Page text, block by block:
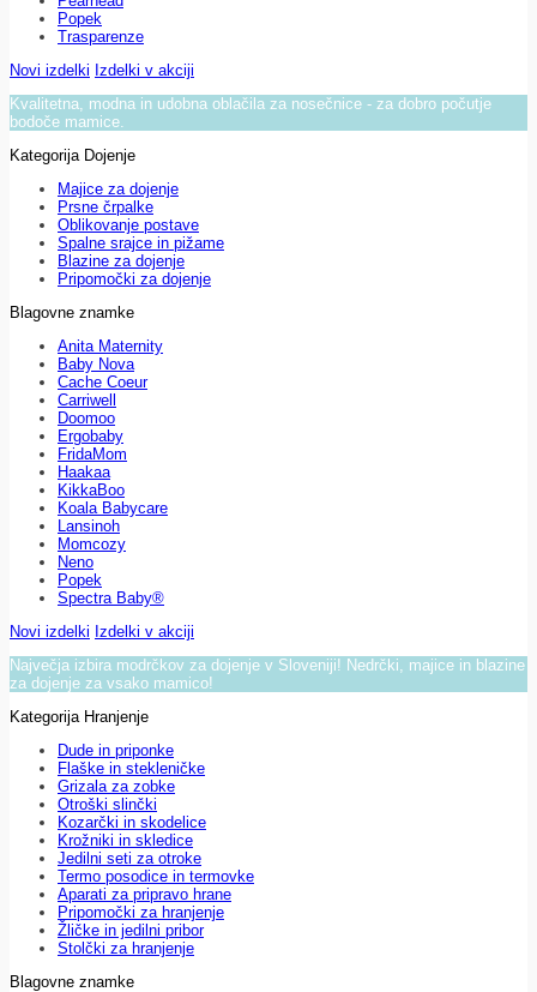
Popek
Trasparenze
Novi izdelki Izdelki v akciji
Kvalitetna, modna in udobna oblačila za nosečnice - za dobro počutje
bodoče mamice.
Kategorija Dojenje
Majice za dojenje
Prsne črpalke
Oblikovanje postave
Spalne srajce in pižame
Blazine za dojenje
Pripomočki za dojenje
Blagovne znamke
Anita Maternity
Baby Nova
Cache Coeur
Carriwell
Doomoo
Ergobaby
FridaMom
Haakaa
KikkaBoo
Koala Babycare
Lansinoh
Momcozy
Neno
Popek
Spectra Baby®
Novi izdelki Izdelki v akciji
Največja izbira modrčkov za dojenje v Sloveniji! Nedrčki, majice in blazine
za dojenje za vsako mamico!
Kategorija Hranjenje
Dude in priponke
Flaške in stekleničke
Grizala za zobke
Otroški slinčki
Kozarčki in skodelice
Krožniki in skledice
Jedilni seti za otroke
Termo posodice in termovke
Aparati za pripravo hrane
Pripomočki za hranjenje
Žličke in jedilni pribor
Stolčki za hranjenje
Blagovne znamke